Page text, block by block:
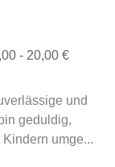
- 20,00 €
und
geduldig,
umge...